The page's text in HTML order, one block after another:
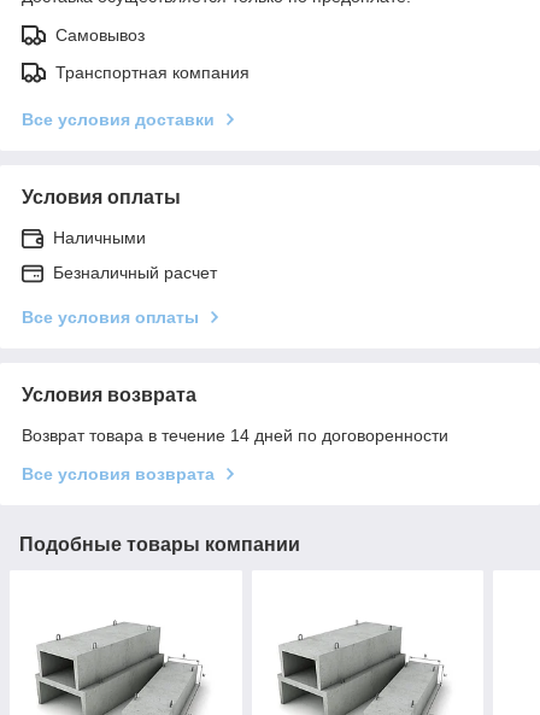
Самовывоз
Транспортная компания
Все условия доставки
Условия оплаты
Наличными
Безналичный расчет
Все условия оплаты
Условия возврата
Возврат товара в течение 14 дней по договоренности
Все условия возврата
Подобные товары компании